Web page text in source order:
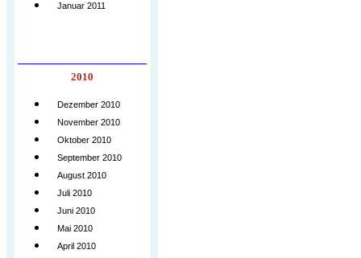
Januar 2011
2010
Dezember 2010
November 2010
Oktober 2010
September 2010
August 2010
Juli 2010
Juni 2010
Mai 2010
April 2010